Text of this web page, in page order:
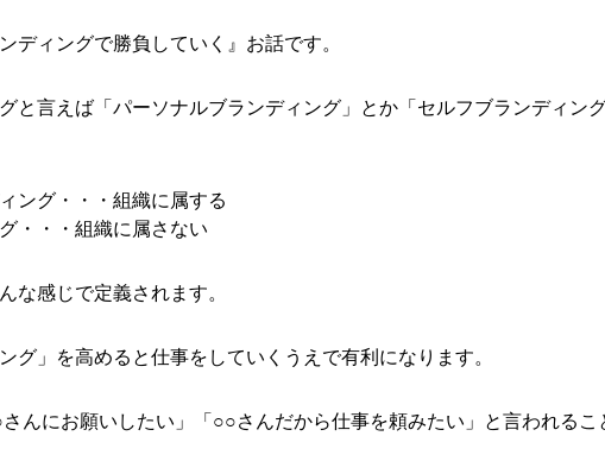
ディングで勝負していく』お話です。
と言えば「パーソナルブランディング」とか「セルフブランディン
ング・・・組織に属する
・・・組織に属さない
な感じで定義されます。
グ」を高めると仕事をしていくうえで有利になります。
んにお願いしたい」「○○さんだから仕事を頼みたい」と言われるこ